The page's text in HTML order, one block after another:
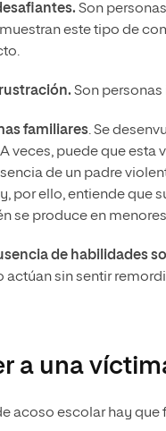
Son
este tipo de
Son
familiares. Se
veces, puede que esta
de un padre
por ello, entiende que
se produce en
de habilidades
actúan sin sentir
a una
acoso escolar hay que